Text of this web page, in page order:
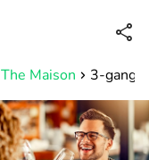
Bereikbaar tot 23:00 uur
The Maison 3-